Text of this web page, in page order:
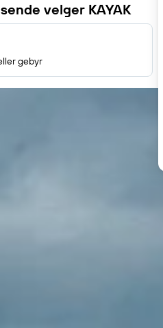
velger KAYAK
gebyr